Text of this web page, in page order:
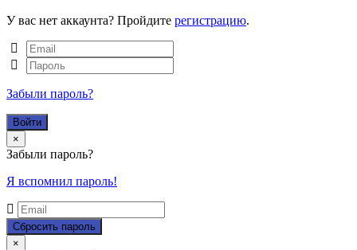
У вас нет аккаунта? Пройдите регистрацию.
Забыли пароль?
×
Забыли пароль?
Я вспомнил пароль!
×